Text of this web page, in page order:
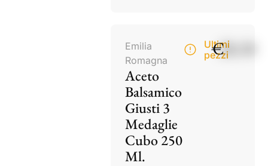
Emilia
Romagna
Aceto
Balsamico
Giusti 3
Medaglie
Cubo 250
Ml.
Ultimi
pezzi
€28,50